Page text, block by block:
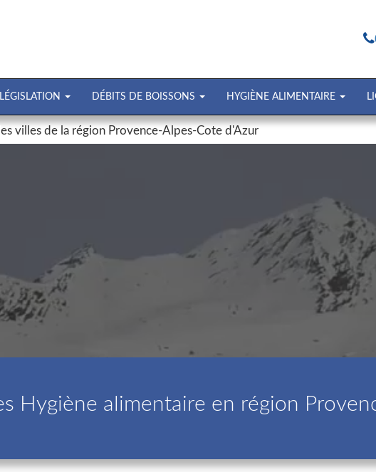
LÉGISLATION DÉBITS DE BOISSONS HYGIÈNE ALIMENTAIRE
villes de la région Provence-Alpes-Cote d'Azur
Hygiène alimentaire en région